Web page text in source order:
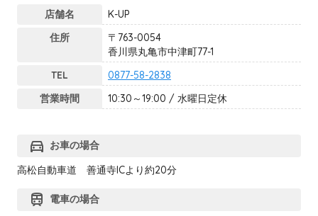
店舗名
K-UP
住所
〒763-0054
香川県丸亀市中津町77-1
TEL
0877-58-2838
営業時間
10:30～19:00 / 水曜日定休
directions_car お車の場合
高松自動車道 善通寺ICより約20分
train
電車の場合